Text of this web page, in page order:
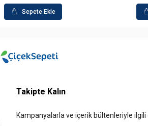
Sepete Ekle
Takipte Kalın
Kampanyalarla ve içerik bültenleriyle